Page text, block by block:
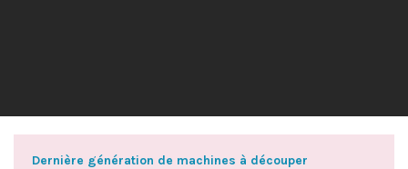
Dernière génération de machines à découper